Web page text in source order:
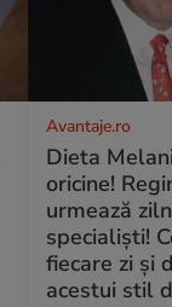
Avantaje.ro
Dieta
oricine!
urmează
specialiști!
fiecare zi și
acestui stil